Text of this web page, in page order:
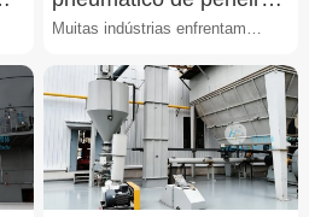
molecular
Muitas indústrias enfrentam
peneira molecular a grane···